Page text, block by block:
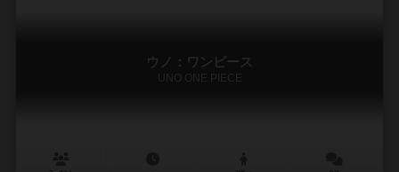
ウノ：ワンピース
UNO ONE PIECE